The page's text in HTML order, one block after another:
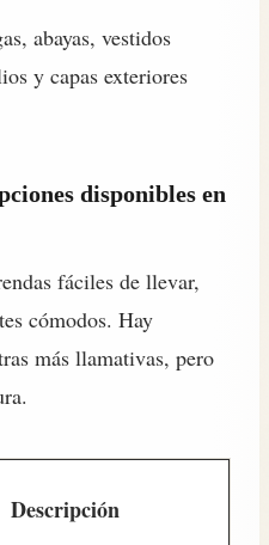
abayas, vestidos
y capas exteriores
disponibles en
fáciles de llevar,
cómodos. Hay
más llamativas, pero
Descripción